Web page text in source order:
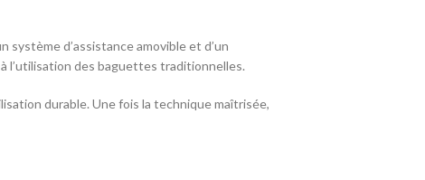
système d’assistance amovible et d’un
l’utilisation des baguettes traditionnelles.
durable. Une fois la technique maîtrisée,